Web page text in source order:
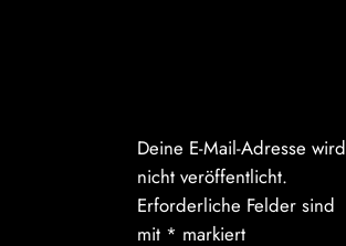
Deine E-Mail-Adresse wird
nicht veröffentlicht.
Erforderliche Felder sind
mit * markiert